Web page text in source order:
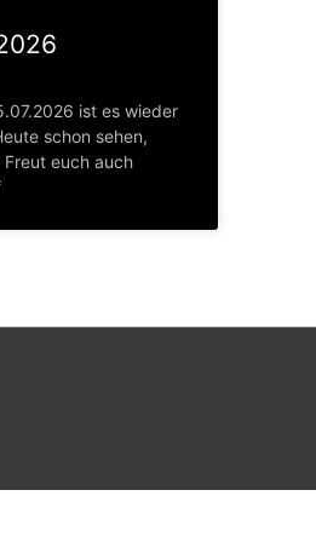
ist es wieder
schon sehen,
Freut euch auch